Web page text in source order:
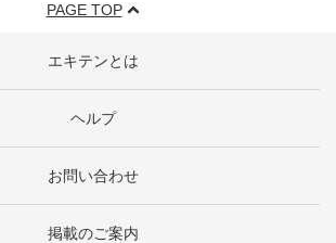
PAGE TOP
エキテンとは
ヘルプ
お問い合わせ
掲載のご案内